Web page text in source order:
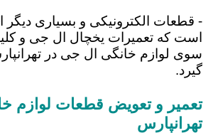
- قطعات الکترونیکی و بسیاری دیگر
است که تعمیرات یخچال ال جی و
سوی لوازم خانگی ال جی در
گیرد.
تعمیر و تعویض قطعات لوازم
تهرانپارس